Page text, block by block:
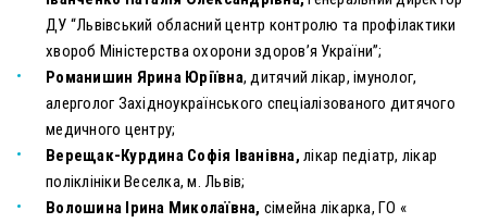
ДУ “Львівський обласний центр контролю та профілактики
хвороб Міністерства охорони здоров’я України”;
Романишин Ярина Юріївна, дитячий лікар, імунолог,
алерголог Західноукраїнського спеціалізованого дитячого
медичного центру;
Верещак-Курдина Софія Іванівна, лікар педіатр, лікар
поліклініки Веселка, м. Львів;
Волошина Ірина Миколаївна, сімейна лікарка, ГО «